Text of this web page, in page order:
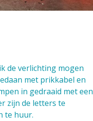
de verlichting mogen
met prikkabel en
in gedraaid met een
zijn de letters te
te huur.